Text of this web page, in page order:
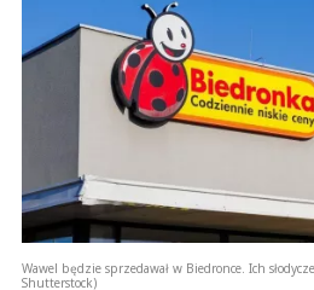
Wawel będzie sprzedawał w Biedronce. Ich
Shutterstock)